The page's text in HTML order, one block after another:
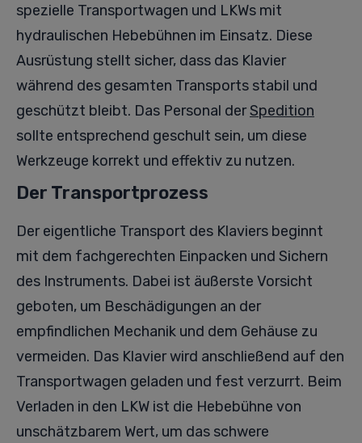
spezielle Transportwagen und LKWs mit
hydraulischen Hebebühnen im Einsatz. Diese
Ausrüstung stellt sicher, dass das Klavier
während des gesamten Transports stabil und
geschützt bleibt. Das Personal derSpedition
sollte entsprechend geschult sein, um diese
Werkzeuge korrekt und effektiv zu nutzen.
Der Transportprozess
Der eigentliche Transport des Klaviers beginnt
mit dem fachgerechten Einpacken und Sichern
des Instruments. Dabei ist äußerste Vorsicht
geboten, um Beschädigungen an der
empfindlichen Mechanik und dem Gehäuse zu
vermeiden. Das Klavier wird anschließend auf den
Transportwagen geladen und fest verzurrt. Beim
Verladen in den LKW ist die Hebebühne von
unschätzbarem Wert, um das schwere